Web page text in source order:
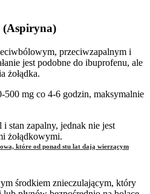
które od ponad stu lat dają wierzącym
(Aspiryna)
przeciwzapalnym i
jest podobne do ibuprofenu, ale
żołądka.
500 mg co 4-6 godzin, maksymalnie
i stan zapalny, jednak nie jest
żołądkowymi.
środkiem znieczulającym, który